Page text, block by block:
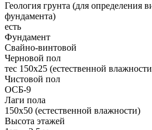
Геология грунта (для определения
фундамента)
есть
Фундамент
Свайно-винтовой
Черновой пол
тес 150х25 (естественной
Чистовой пол
ОСБ-9
Лаги пола
150х50 (естественной влажности)
Высота этажей